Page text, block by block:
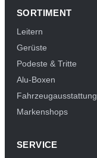
SORTIMENT
Leitern
Gerüste
Podeste & Tritte
Alu-Boxen
Fahrzeugausstattung
Markenshops
SERVICE